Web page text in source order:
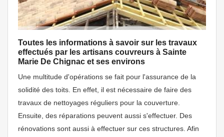
Toutes les informations à savoir sur les travaux
effectués par les artisans couvreurs à Sainte
Marie De Chignac et ses environs
Une multitude d'opérations se fait pour l'assurance de la
solidité des toits. En effet, il est nécessaire de faire des
travaux de nettoyages réguliers pour la couverture.
Ensuite, des réparations peuvent aussi s'effectuer. Des
rénovations sont aussi à effectuer sur ces structures. Afin